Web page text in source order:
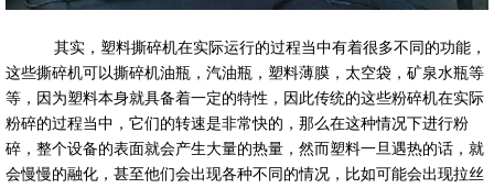
其实，塑料撕碎机在实际运行的过程当中有着很多不同的功能，
这些撕碎机可以撕碎机油瓶，汽油瓶，塑料薄膜，太空袋，矿泉水瓶等
等，因为塑料本身就具备着一定的特性，因此传统的这些粉碎机在实际
粉碎的过程当中，它们的转速是非常快的，那么在这种情况下进行粉
碎，整个设备的表面就会产生大量的热量，然而塑料一旦遇热的话，就
会慢慢的融化，甚至他们会出现各种不同的情况，比如可能会出现拉丝